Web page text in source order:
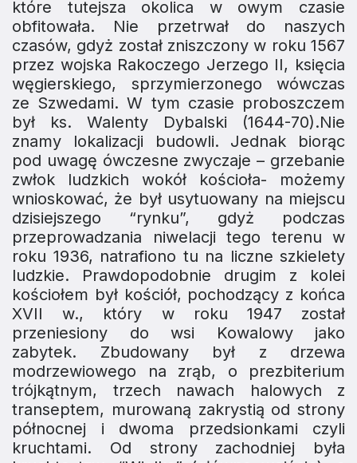
które tutejsza okolica w owym czasie
obfitowała. Nie przetrwał do naszych
czasów, gdyż został zniszczony w roku 1567
przez wojska Rakoczego Jerzego II, księcia
węgierskiego, sprzymierzonego wówczas
ze Szwe­dami. W tym czasie proboszczem
był ks. Walenty Dybalski (1644-70).Nie
znamy lokalizacji budowli. Jednak biorąc
pod uwagę ówczesne zwyczaje – grzebanie
zwłok ludzkich wokół kościoła- możemy
wnioskować, że był usy­tuowany na miejscu
dzisiejszego “rynku”, gdyż podczas
przeprowadzania niwelacji tego terenu w
roku 1936, na­trafiono tu na liczne szkielety
ludzkie. Prawdopodobnie drugim z kolei
kościołem był kościół, pochodzący z końca
XVII w., który w roku 1947 został
przeniesiony do wsi Kowalowy jako
zabytek. Zbudowany był z drzewa
modrzewiowego na zrąb, o prezbiterium
trój­kątnym, trzech nawach halowych z
transeptem, murowaną zakrystią od strony
północnej i dwoma przedsionkami czy­li
kruchtami. Od strony zachodniej była